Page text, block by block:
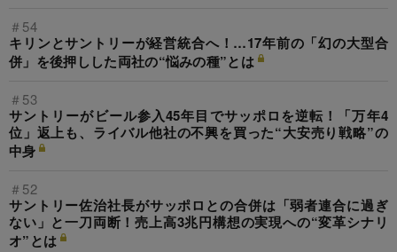
＃54
キリンとサントリーが経営統合へ！…17年前の「幻の大型合
併」を後押しした両社の“悩みの種”とは
＃53
サントリーがビール参入45年目でサッポロを逆転！「万年4
位」返上も、ライバル他社の不興を買った“大安売り戦略”の
中身
＃52
サントリー佐治社長がサッポロとの合併は「弱者連合に過ぎ
ない」と一刀両断！売上高3兆円構想の実現への“変革シナリ
オ”とは